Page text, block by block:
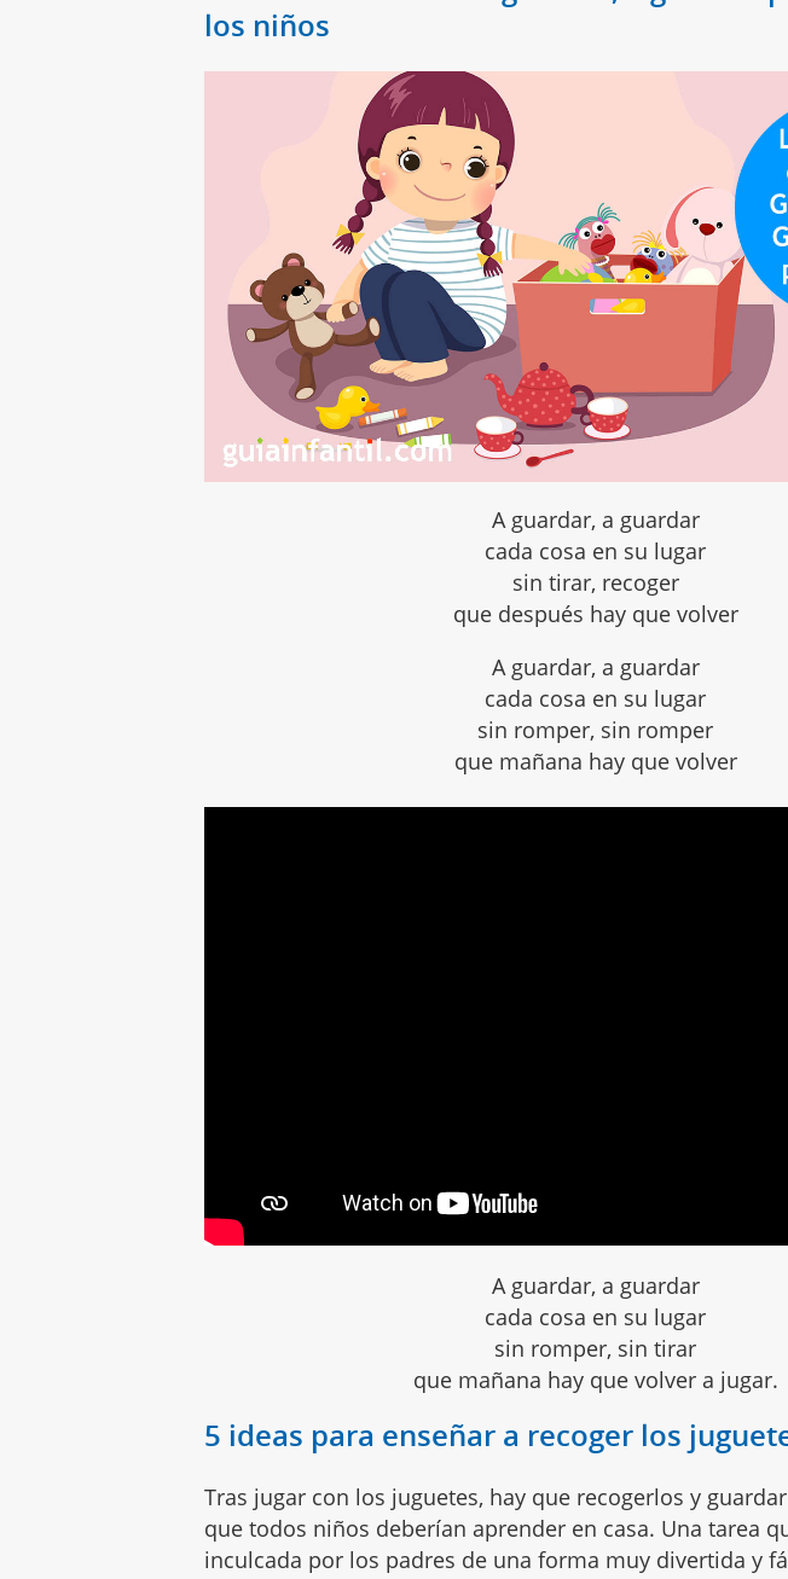
los niños
A guardar, a guardar
cada cosa en su lugar
sin tirar, recoger
que después hay que volver
A guardar, a guardar
cada cosa en su lugar
sin romper, sin romper
que mañana hay que volver
A guardar, a guardar
cada cosa en su lugar
sin romper, sin tirar
que mañana hay que volver a jugar.
5 ideas para enseñar a recoger los
Tras jugar con los juguetes, hay que recogerlos y
que todos niños deberían aprender en casa. Una tarea
inculcada por los padres de una forma muy divertida y